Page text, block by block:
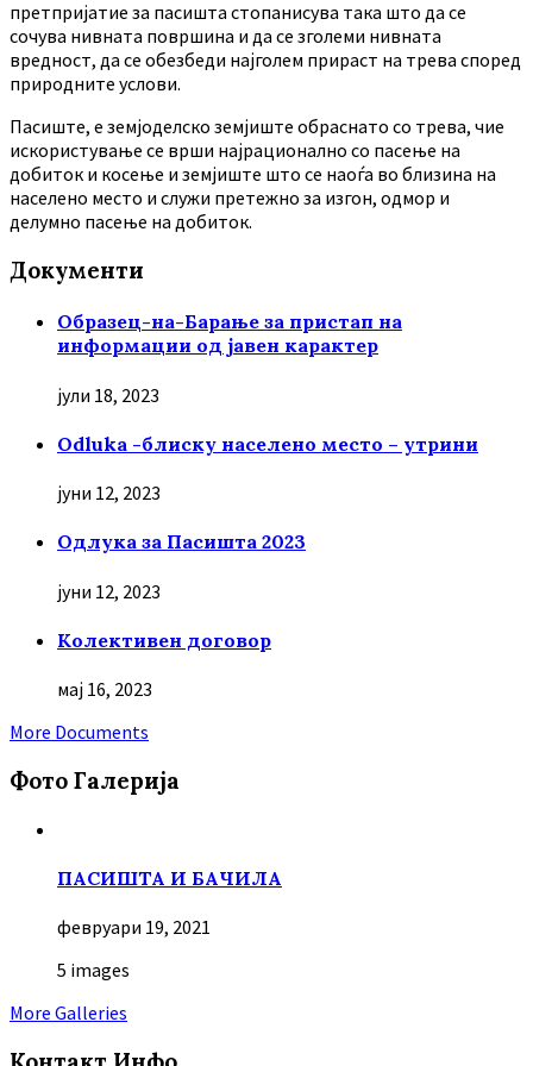
претпријатие за пасишта стопанисува така што да се
сочува нивната површина и да се зголеми нивната
вредност, да се обезбеди најголем прираст на трева според
природните услови.
Пасиште, е земјоделско земјиште обраснато со трева, чие
искористување се врши најрационално со пасење на
добиток и косење и земјиште што се наоѓа во близина на
населено место и служи претежно за изгон, одмор и
делумно пасење на добиток.
Документи
Образец-на-Барање за пристап на
информации од јавен карактер
јули 18, 2023
Odluka -блиску населено место – утрини
јуни 12, 2023
Oдлука за Пасишта 2023
јуни 12, 2023
Колективен договор
мај 16, 2023
More Documents
Фото Галерија
ПАСИШТА И БАЧИЛА
февруари 19, 2021
5 images
More Galleries